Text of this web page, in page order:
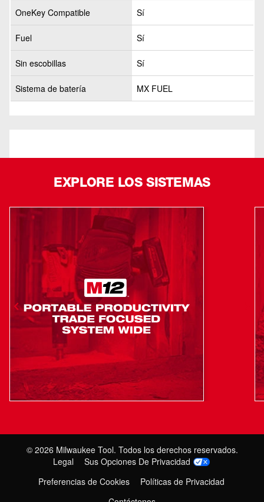
OneKey Compatible Sí
Fuel Sí
Sin escobillas Sí
Sistema de batería MX FUEL
EXPLORE LOS SISTEMAS
© 2026 Milwaukee Tool. Todos los derechos reservados.
Legal
Sus Opciones De Privacidad
Preferencias de Cookies
Políticas de Privacidad